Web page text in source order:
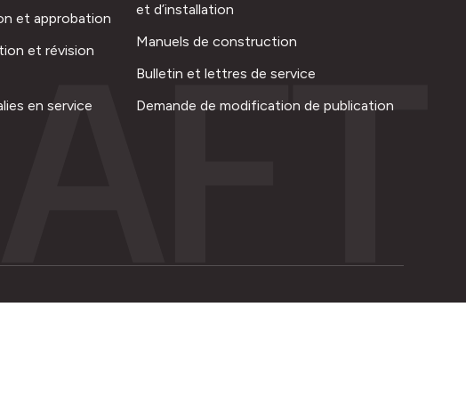
et approbation
et révision
en service
et d’installation
Manuels de construction
Bulletin et lettres de service
Demande de modification de publication